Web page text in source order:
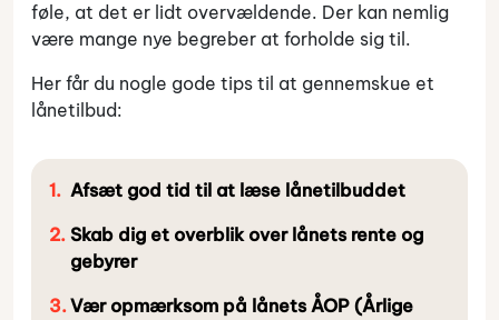
føle, at det er lidt overvældende. Der kan nemlig
være mange nye begreber at forholde sig til.
Her får du nogle gode tips til at gennemskue et
lånetilbud:
Afsæt god tid til at læse lånetilbuddet
Skab dig et overblik over lånets rente og
gebyrer
Vær opmærksom på lånets ÅOP (Årlige